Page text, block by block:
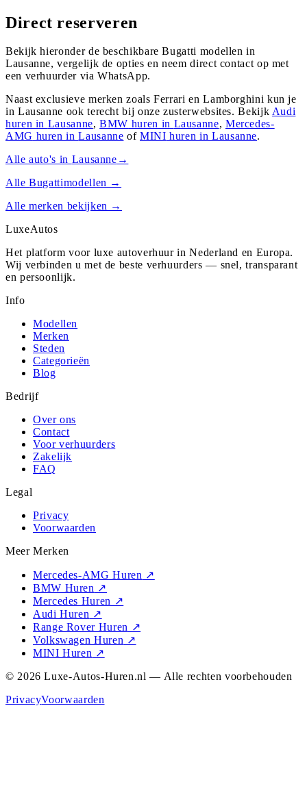
Direct reserveren
Bekijk hieronder de beschikbare Bugatti modellen in
Lausanne, vergelijk de opties en neem direct contact op met
een verhuurder via WhatsApp.
Naast exclusieve merken zoals Ferrari en Lamborghini kun je
in Lausanne ook terecht bij onze zusterwebsites. Bekijk Audi
huren in Lausanne,BMW huren in Lausanne, Mercedes-
AMG huren inLausanne ofMINI huren in Lausanne.
Alle auto's in Lausanne →
AlleBugattimodellen →
Alle merken bekijken →
LuxeAutos
Het platform voor luxe autoverhuur in Nederland en Europa.
Wij verbinden u met de beste verhuurders — snel, transparant
en persoonlijk.
Info
Modellen
Merken
Steden
Categorieën
Blog
Bedrijf
Over ons
Contact
Voor verhuurders
Zakelijk
FAQ
Legal
Privacy
Voorwaarden
Meer Merken
Mercedes-AMG Huren ↗
BMW Huren ↗
Mercedes Huren ↗
Audi Huren ↗
Range Rover Huren ↗
Volkswagen Huren ↗
MINI Huren ↗
© 2026 Luxe-Autos-Huren.nl — Alle rechten voorbehouden
PrivacyVoorwaarden